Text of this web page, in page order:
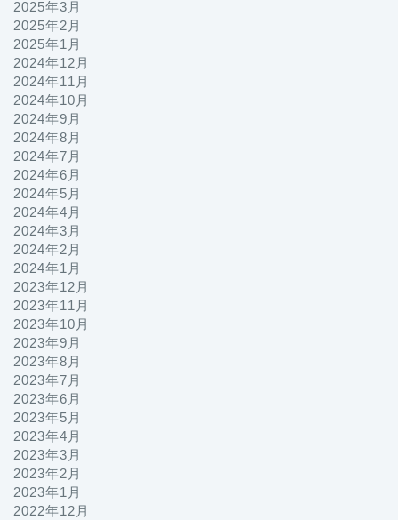
2025年3月
2025年2月
2025年1月
2024年12月
2024年11月
2024年10月
2024年9月
2024年8月
2024年7月
2024年6月
2024年5月
2024年4月
2024年3月
2024年2月
2024年1月
2023年12月
2023年11月
2023年10月
2023年9月
2023年8月
2023年7月
2023年6月
2023年5月
2023年4月
2023年3月
2023年2月
2023年1月
2022年12月